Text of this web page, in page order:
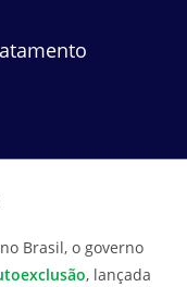
Brasil, o governo
, lançada